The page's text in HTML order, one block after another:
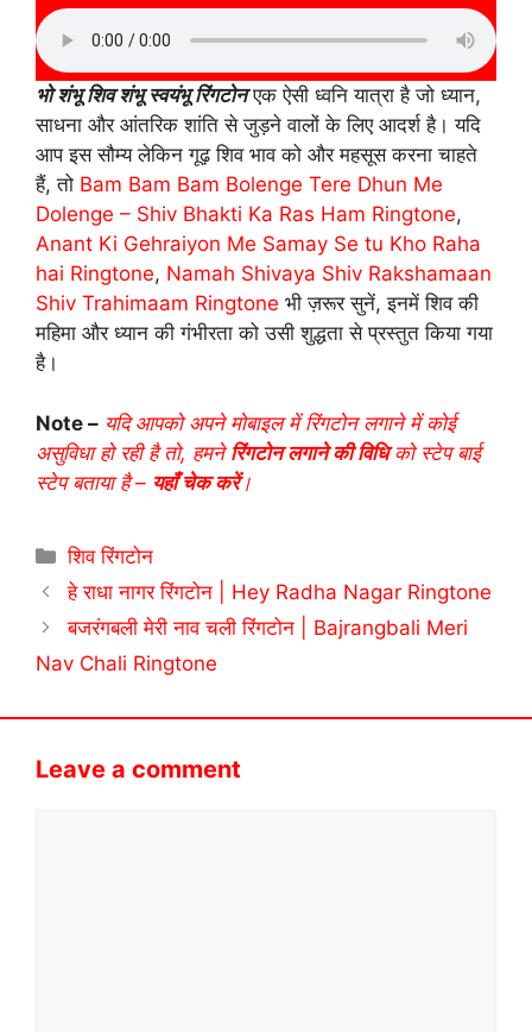
भो शंभू शिव शंभू स्वयंभू रिंगटोनएक ऐसी ध्वनि यात्रा है जो ध्यान,
साधना और आंतरिक शांति से जुड़ने वालों के लिए आदर्श है। यदि
आप इस सौम्य लेकिन गूढ़ शिव भाव को और महसूस करना चाहते
हैं, तो Bam Bam Bam Bolenge Tere Dhun Me
Dolenge – Shiv Bhakti Ka Ras Ham Ringtone,
Anant Ki Gehraiyon Me Samay Se tu Kho Raha
hai Ringtone, Namah Shivaya Shiv Rakshamaan
Shiv Trahimaam Ringtone भी ज़रूर सुनें, इनमें शिव की
महिमा और ध्यान की गंभीरता को उसी शुद्धता से प्रस्तुत किया गया
है।
Note – यदि आपको अपने मोबाइल में रिंगटोन लगाने में कोई
असुविधा हो रही है तो, हमनेरिंगटोन लगाने की विधिको स्टेप बाई
स्टेप बताया है – यहाँ चेक करें।
Categories
शिव रिंगटोन
हे राधा नागर रिंगटोन | Hey Radha Nagar Ringtone
बजरंगबली मेरी नाव चली रिंगटोन | Bajrangbali Meri
Nav Chali Ringtone
Leave a comment